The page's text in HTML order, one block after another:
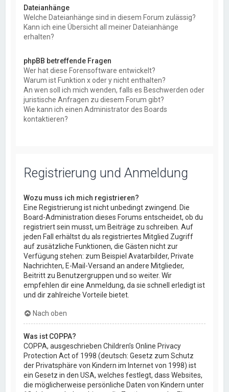
Dateianhänge
Welche Dateianhänge sind in diesem Forum zulässig?
Kann ich eine Übersicht all meiner Dateianhänge
erhalten?
phpBB betreffende Fragen
Wer hat diese Forensoftware entwickelt?
Warum ist Funktion x oder y nicht enthalten?
An wen soll ich mich wenden, falls es Beschwerden oder
juristische Anfragen zu diesem Forum gibt?
Wie kann ich einen Administrator des Boards
kontaktieren?
Registrierung und Anmeldung
Wozu muss ich mich registrieren?
Eine Registrierung ist nicht unbedingt zwingend. Die
Board-Administration dieses Forums entscheidet, ob du
registriert sein musst, um Beiträge zu schreiben. Auf
jeden Fall erhältst du als registriertes Mitglied Zugriff
auf zusätzliche Funktionen, die Gästen nicht zur
Verfügung stehen: zum Beispiel Avatarbilder, Private
Nachrichten, E-Mail-Versand an andere Mitglieder,
Beitritt zu Benutzergruppen und so weiter. Wir
empfehlen dir eine Anmeldung, da sie schnell erledigt ist
und dir zahlreiche Vorteile bietet.
Nach oben
Was ist COPPA?
COPPA, ausgeschrieben Children’s Online Privacy
Protection Act of 1998 (deutsch: Gesetz zum Schutz
der Privatsphäre von Kindern im Internet von 1998) ist
ein Gesetz in den USA, welches festlegt, dass Websites,
die möglicherweise persönliche Daten von Kindern unter